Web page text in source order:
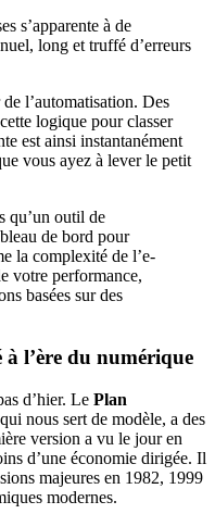
s’apparente à de
long et truffé d’erreurs
l’automatisation. Des
logique pour classer
est ainsi instantanément
vous ayez à lever le petit
qu’un outil de
de bord pour
la complexité de l’e-
votre performance,
basées sur des
l’ère du numérique
d’hier. Le Plan
nous sert de modèle, a des
version a vu le jour en
d’une économie dirigée. Il
majeures en 1982, 1999
modernes.